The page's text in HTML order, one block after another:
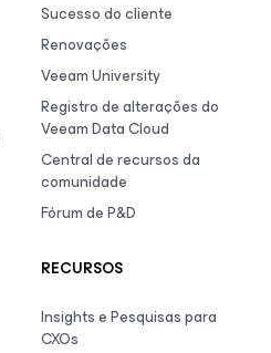
Sucesso do cliente
Renovações
Veeam University
Registro de alterações do
Veeam Data Cloud
Central de recursos da
comunidade
Fórum de P&D
RECURSOS
Insights e Pesquisas para
CXOs